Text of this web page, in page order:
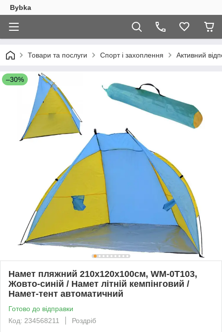
Bybka
Товари та послуги Спорт і захоплення Активний
–30%
Намет пляжний 210х120х100см, WM-0T103,
Жовто-синій / Намет літній кемпінговий /
Намет-тент автоматичний
Готово до відправки
Код: 234568211
Роздріб